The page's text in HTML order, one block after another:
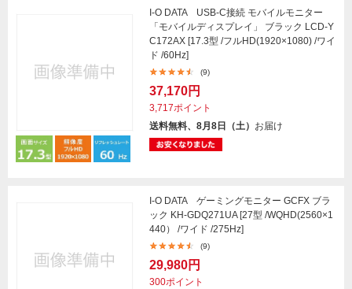
I-O DATA USB-C接続 モバイルモニター
「モバイルディスプレイ」 ブラック LCD-Y
C172AX [17.3型 /フルHD(1920×1080) /ワイ
ド /60Hz]
(9)
37,170円
3,717ポイント
送料無料、8月8日（土） お届け
I-O DATA ゲーミングモニター GCFX ブラ
ック KH-GDQ271UA [27型 /WQHD(2560×1
440） /ワイド /275Hz]
(9)
29,980円
300ポイント